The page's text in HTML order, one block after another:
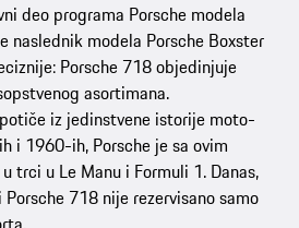
deo programa Porsche modela
naslednik modela Porsche Boxster
Porsche 718 objedinjuje
asortimana.
iz jedinstvene istorije moto-
i 1960-ih, Porsche je sa ovim
trci u Le Manu i Formuli 1. Danas,
718 nije rezervisano samo